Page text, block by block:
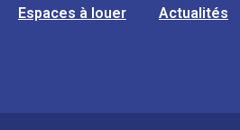
Espaces à louer Actualités